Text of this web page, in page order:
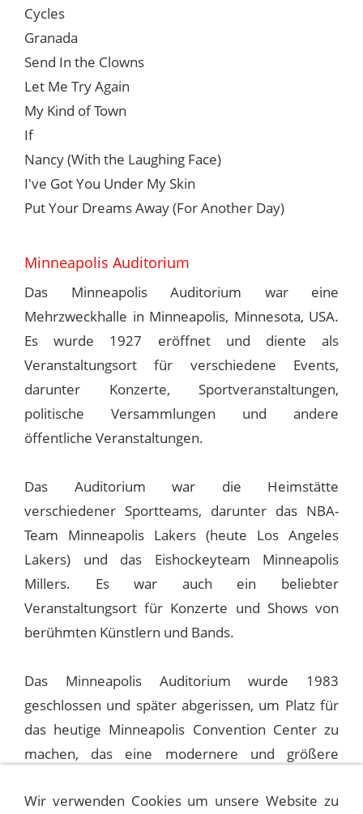
Cycles
Granada
Send In the Clowns
Let Me Try Again
My Kind of Town
If
Nancy (With the Laughing Face)
I've Got You Under My Skin
Put Your Dreams Away (For Another Day)
Minneapolis Auditorium
Das Minneapolis Auditorium war eine
Mehrzweckhalle in Minneapolis, Minnesota, USA.
Es wurde 1927 eröffnet und diente als
Veranstaltungsort für verschiedene Events,
darunter Konzerte, Sportveranstaltungen,
politische Versammlungen und andere
öffentliche Veranstaltungen.
Das Auditorium war die Heimstätte
verschiedener Sportteams, darunter das NBA-
Team Minneapolis Lakers (heute Los Angeles
Lakers) und das Eishockeyteam Minneapolis
Millers. Es war auch ein beliebter
Veranstaltungsort für Konzerte und Shows von
berühmten Künstlern und Bands.
Das Minneapolis Auditorium wurde 1983
geschlossen und später abgerissen, um Platz für
das heutige Minneapolis Convention Center zu
machen, das eine modernere und größere
Wir verwenden Cookies um unsere Website zu